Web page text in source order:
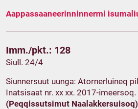
Aappassaaneerinninnermi
Imm./pkt.: 128
Siull. 24/4
Siunnersuut uunga: Atornerluineq
Inatsisaat nr. xx xx. 2017-imeersoq.
(Peqqissutsimut Naalakkersuisoq)